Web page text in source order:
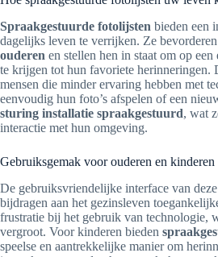
Spraakgestuurde fotolijsten bieden een
dagelijks leven te verrijken. Ze
ouderen en stellen hen in staat om op
te krijgen tot hun favoriete
mensen die minder ervaring hebben met
eenvoudig hun foto’s afspelen of een
sturing installatie spraakgestuurd, wat
interactie met hun omgeving.
Gebruiksgemak voor ouderen en kinderen
De gebruiksvriendelijke interface van
bijdragen aan het gezinsleven
frustratie bij het gebruik van technologie,
vergroot. Voor kinderen bieden
speelse en aantrekkelijke manier om